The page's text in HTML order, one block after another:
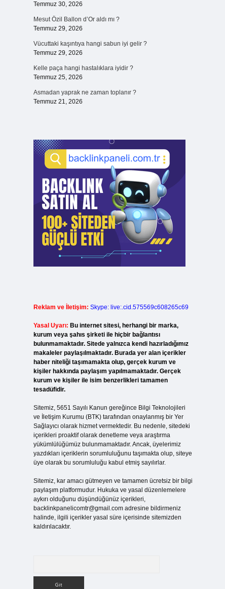
Temmuz 30, 2026
Mesut Özil Ballon d’Or aldı mı ?
Temmuz 29, 2026
Vücuttaki kaşıntıya hangi sabun iyi gelir ?
Temmuz 29, 2026
Kelle paça hangi hastalıklara iyidir ?
Temmuz 25, 2026
Asmadan yaprak ne zaman toplanır ?
Temmuz 21, 2026
Reklam ve İletişim: Skype: live:.cid.575569c608265c69
Yasal Uyarı: Bu internet sitesi, herhangi bir marka,
kurum veya şahıs şirketi ile hiçbir bağlantısı
bulunmamaktadır. Sitede yalnızca kendi hazırladığımız
makaleler paylaşılmaktadır. Burada yer alan içerikler
haber niteliği taşımamakta olup, gerçek kurum ve
kişiler hakkında paylaşım yapılmamaktadır. Gerçek
kurum ve kişiler ile isim benzerlikleri tamamen
tesadüfidir.
Sitemiz, 5651 Sayılı Kanun gereğince Bilgi Teknolojileri
ve İletişim Kurumu (BTK) tarafından onaylanmış bir Yer
Sağlayıcı olarak hizmet vermektedir. Bu nedenle, sitedeki
içerikleri proaktif olarak denetleme veya araştırma
yükümlülüğümüz bulunmamaktadır. Ancak, üyelerimiz
yazdıkları içeriklerin sorumluluğunu taşımakta olup, siteye
üye olarak bu sorumluluğu kabul etmiş sayılırlar.
Sitemiz, kar amacı gütmeyen ve tamamen ücretsiz bir bilgi
paylaşım platformudur. Hukuka ve yasal düzenlemelere
aykırı olduğunu düşündüğünüz içerikleri,
backlinkpanelicomtr@gmail.comadresine bildirmeniz
halinde, ilgili içerikler yasal süre içerisinde sitemizden
kaldırılacaktır.